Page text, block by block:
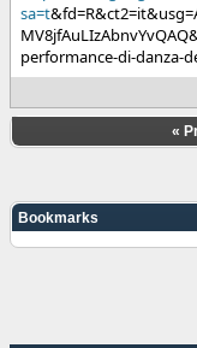
sa=t
performance-di-danza-
«
Bookmarks